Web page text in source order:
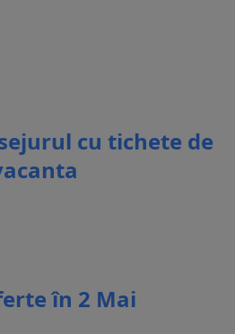
cu tichete de
în 2 Mai